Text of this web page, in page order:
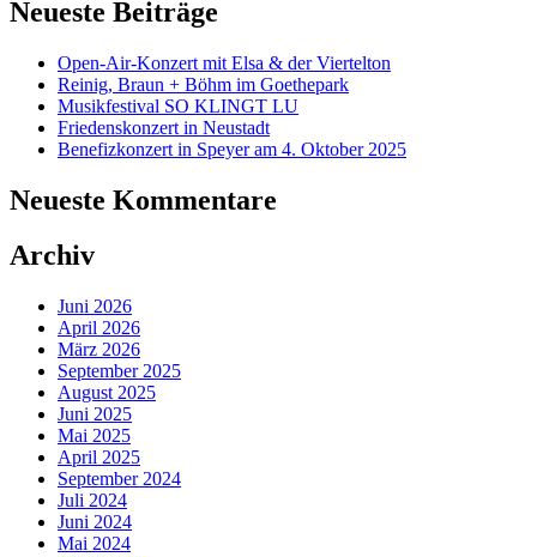
Neueste Beiträge
Open-Air-Konzert mit Elsa & der Viertelton
Reinig, Braun + Böhm im Goethepark
Musikfestival SO KLINGT LU
Friedenskonzert in Neustadt
Benefizkonzert in Speyer am 4. Oktober 2025
Neueste Kommentare
Archiv
Juni 2026
April 2026
März 2026
September 2025
August 2025
Juni 2025
Mai 2025
April 2025
September 2024
Juli 2024
Juni 2024
Mai 2024